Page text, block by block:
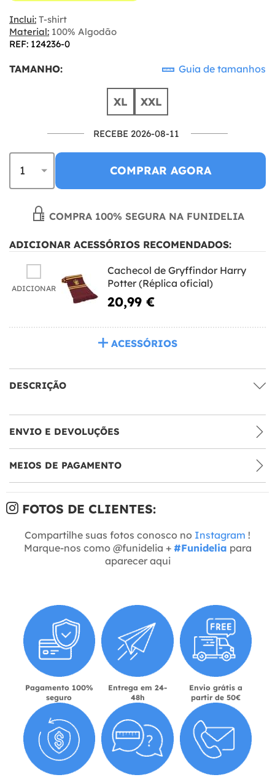
Inclui: T-shirt
Material: 100% Algodão
REF: 124236-0
TAMANHO: Guia de tamanhos
XL XXL
RECEBE 2026-08-11
COMPRAR AGORA
COMPRA 100% SEGURA NA FUNIDELIA
ADICIONAR ACESSÓRIOS RECOMENDADOS:
ADICIONAR
Cachecol de Gryffindor Harry
Potter (Réplica oficial)
20,99 €
ACESSÓRIOS
DESCRIÇÃO
ENVIO E DEVOLUÇÕES
MEIOS DE PAGAMENTO
FOTOS DE CLIENTES:
Compartilhe suas fotos conosco no Instagram !
Marque-nos como @funidelia + #Funidelia para
aparecer aqui
Pagamento 100%
seguro
Entrega em 24-
48h
Envio grátis a
partir de 50€